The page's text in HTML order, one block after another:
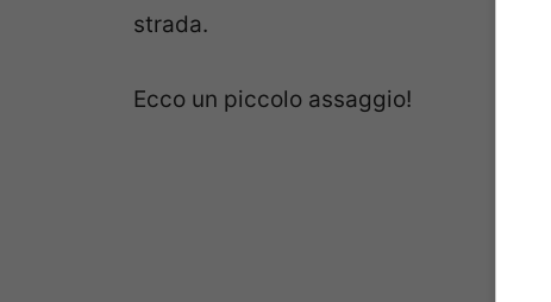
strada.
Ecco un piccolo assaggio!